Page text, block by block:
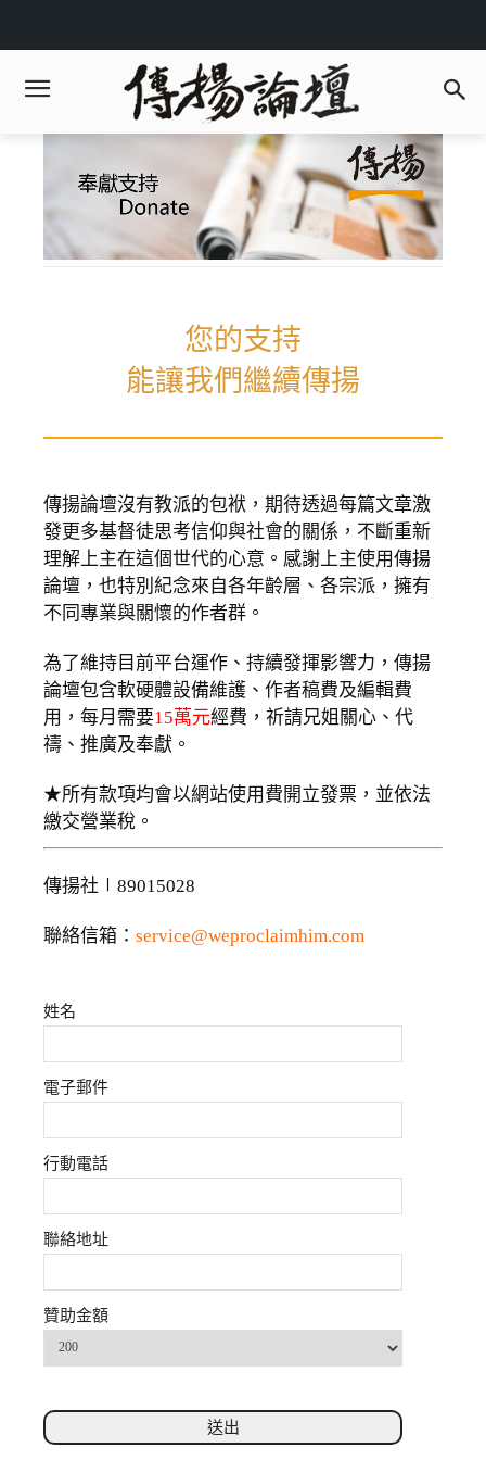
您的支持
能讓我們繼續傳揚
傳揚論壇沒有教派的包袱，期待透過每篇文章激
發更多基督徒思考信仰與社會的關係，不斷重新
理解上主在這個世代的心意。感謝上主使用傳揚
論壇，也特別紀念來自各年齡層、各宗派，擁有
不同專業與關懷的作者群。
為了維持目前平台運作、持續發揮影響力，傳揚
論壇包含軟硬體設備維護、作者稿費及編輯費
用，每月需要15萬元經費，祈請兄姐關心、代
禱、推廣及奉獻。
★所有款項均會以網站使用費開立發票，並依法
繳交營業稅。
傳揚社∣89015028
聯絡信箱：service@weproclaimhim.com
姓名
電子郵件
行動電話
聯絡地址
贊助金額
送出